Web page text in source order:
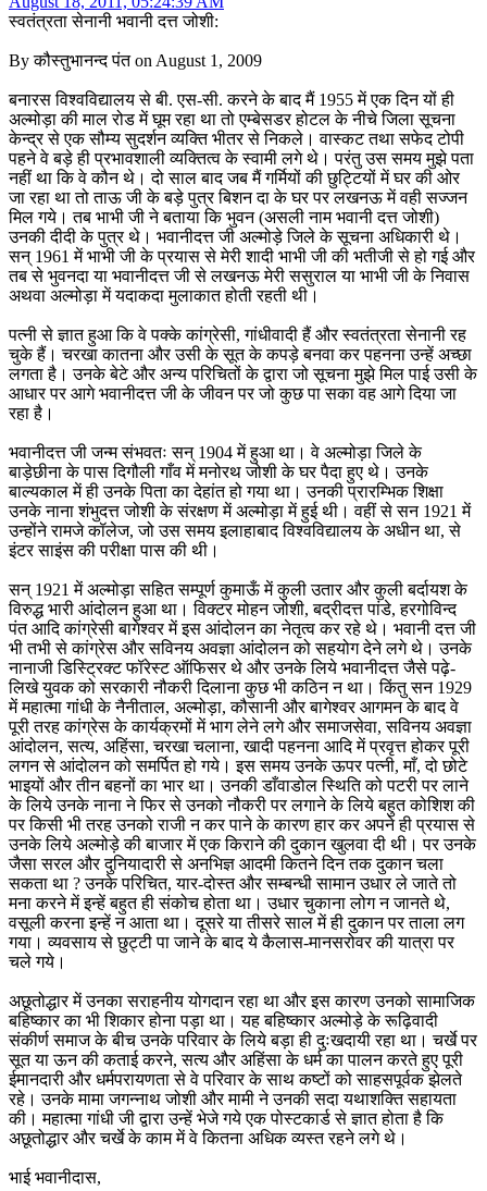
स्वतंत्रता सेनानी भवानी दत्त जोशी:
By कौस्तुभानन्द पंत on August 1, 2009
बनारस विश्वविद्यालय से बी. एस-सी. करने के बाद मैं 1955 में एक दिन यों ही
अल्मोड़ा की माल रोड में घूम रहा था तो एम्बेसडर होटल के नीचे जिला सूचना
केन्द्र से एक सौम्य सुदर्शन व्यक्ति भीतर से निकले। वास्कट तथा सफेद टोपी
पहने वे बड़े ही प्रभावशाली व्यक्तित्व के स्वामी लगे थे। परंतु उस समय मुझे पता
नहीं था कि वे कौन थे। दो साल बाद जब मैं गर्मियों की छुट्टियों में घर की ओर
जा रहा था तो ताऊ जी के बड़े पुत्र बिशन दा के घर पर लखनऊ में वही सज्जन
मिल गये। तब भाभी जी ने बताया कि भुवन (असली नाम भवानी दत्त जोशी)
उनकी दीदी के पुत्र थे। भवानीदत्त जी अल्मोड़े जिले के सूचना अधिकारी थे।
सन् 1961 में भाभी जी के प्रयास से मेरी शादी भाभी जी की भतीजी से हो गई और
तब से भुवनदा या भवानीदत्त जी से लखनऊ मेरी ससुराल या भाभी जी के निवास
अथवा अल्मोड़ा में यदाकदा मुलाकात होती रहती थी।
पत्नी से ज्ञात हुआ कि वे पक्के कांग्रेसी, गांधीवादी हैं और स्वतंत्रता सेनानी रह
चुके हैं। चरखा कातना और उसी के सूत के कपड़े बनवा कर पहनना उन्हें अच्छा
लगता है। उनके बेटे और अन्य परिचितों के द्वारा जो सूचना मुझे मिल पाई उसी के
आधार पर आगे भवानीदत्त जी के जीवन पर जो कुछ पा सका वह आगे दिया जा
रहा है।
भवानीदत्त जी जन्म संभवतः सन् 1904 में हुआ था। वे अल्मोड़ा जिले के
बाड़ेछीना के पास दिगौली गाँव में मनोरथ जोशी के घर पैदा हुए थे। उनके
बाल्यकाल में ही उनके पिता का देहांत हो गया था। उनकी प्रारम्भिक शिक्षा
उनके नाना शंभुदत्त जोशी के संरक्षण में अल्मोड़ा में हुई थी। वहीं से सन 1921 में
उन्होंने रामजे कॉलेज, जो उस समय इलाहाबाद विश्वविद्यालय के अधीन था, से
इंटर साइंस की परीक्षा पास की थी।
सन् 1921 में अल्मोड़ा सहित सम्पूर्ण कुमाऊँ में कुली उतार और कुली बर्दायश के
विरुद्ध भारी आंदोलन हुआ था। विक्टर मोहन जोशी, बद्रीदत्त पांडे, हरगोविन्द
पंत आदि कांग्रेसी बागेश्वर में इस आंदोलन का नेतृत्व कर रहे थे। भवानी दत्त जी
भी तभी से कांग्रेस और सविनय अवज्ञा आंदोलन को सहयोग देने लगे थे। उनके
नानाजी डिस्ट्रिक्ट फॉरेस्ट ऑफिसर थे और उनके लिये भवानीदत्त जैसे पढ़े-
लिखे युवक को सरकारी नौकरी दिलाना कुछ भी कठिन न था। किंतु सन 1929
में महात्मा गांधी के नैनीताल, अल्मोड़ा, कौसानी और बागेश्वर आगमन के बाद वे
पूरी तरह कांग्रेस के कार्यक्रमों में भाग लेने लगे और समाजसेवा, सविनय अवज्ञा
आंदोलन, सत्य, अहिंसा, चरखा चलाना, खादी पहनना आदि में प्रवृत्त होकर पूरी
लगन से आंदोलन को समर्पित हो गये। इस समय उनके ऊपर पत्नी, माँ, दो छोटे
भाइयों और तीन बहनों का भार था। उनकी डाँवाडोल स्थिति को पटरी पर लाने
के लिये उनके नाना ने फिर से उनको नौकरी पर लगाने के लिये बहुत कोशिश की
पर किसी भी तरह उनको राजी न कर पाने के कारण हार कर अपने ही प्रयास से
उनके लिये अल्मोड़े की बाजार में एक किराने की दुकान खुलवा दी थी। पर उनके
जैसा सरल और दुनियादारी से अनभिज्ञ आदमी कितने दिन तक दुकान चला
सकता था ? उनके परिचित, यार-दोस्त और सम्बन्धी सामान उधार ले जाते तो
मना करने में इन्हें बहुत ही संकोच होता था। उधार चुकाना लोग न जानते थे,
वसूली करना इन्हें न आता था। दूसरे या तीसरे साल में ही दुकान पर ताला लग
गया। व्यवसाय से छुट्टी पा जाने के बाद ये कैलास-मानसरोवर की यात्रा पर
चले गये।
अछूतोद्धार में उनका सराहनीय योगदान रहा था और इस कारण उनको सामाजिक
बहिष्कार का भी शिकार होना पड़ा था। यह बहिष्कार अल्मोड़े के रूढ़िवादी
संकीर्ण समाज के बीच उनके परिवार के लिये बड़ा ही दुःखदायी रहा था। चर्खे पर
सूत या ऊन की कताई करने, सत्य और अहिंसा के धर्म का पालन करते हुए पूरी
ईमानदारी और धर्मपरायणता से वे परिवार के साथ कष्टों को साहसपूर्वक झेलते
रहे। उनके मामा जगन्नाथ जोशी और मामी ने उनकी सदा यथाशक्ति सहायता
की। महात्मा गांधी जी द्वारा उन्हें भेजे गये एक पोस्टकार्ड से ज्ञात होता है कि
अछूतोद्धार और चर्खे के काम में वे कितना अधिक व्यस्त रहने लगे थे।
भाई भवानीदास,